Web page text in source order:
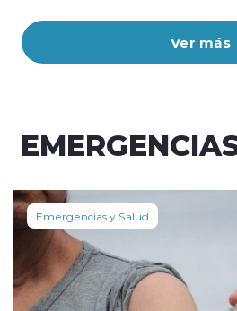
Ver más
Emergencias y Salud